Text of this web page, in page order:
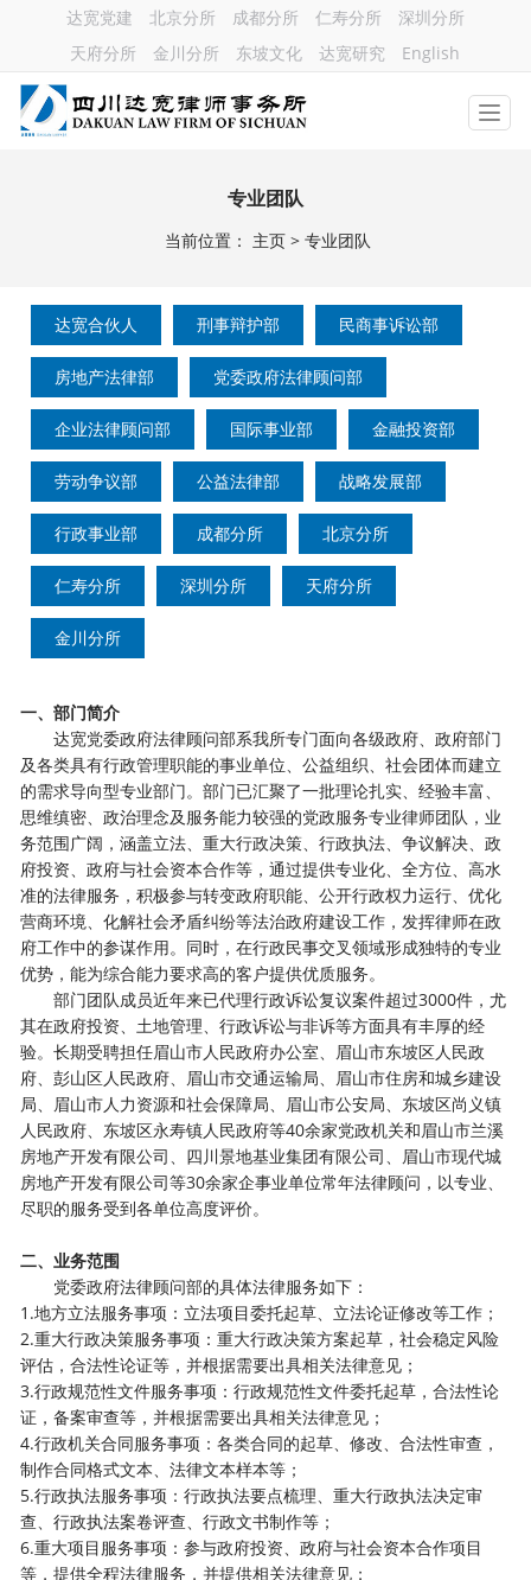
达宽党建 北京分所 成都分所 仁寿分所
深圳分所
天府分所
金川分所 东坡文化 达宽研究 English
专业团队
当前位置： 主页> 专业团队
达宽合伙人 刑事辩护部 民商事诉讼部
房地产法律部 党委政府法律顾问部
企业法律顾问部 国际事业部 金融投资部
劳动争议部 公益法律部 战略发展部
行政事业部 成都分所 北京分所
仁寿分所 深圳分所 天府分所
金川分所
一、部门简介
达宽党委政府法律顾问部系我所专门面向各级政府、政府部门
及各类具有行政管理职能的事业单位、公益组织、社会团体而建立
的需求导向型专业部门。部门已汇聚了一批理论扎实、经验丰富、
思维缜密、政治理念及服务能力较强的党政服务专业律师团队 ， 业
务范围广阔 ，涵盖立法、重大行政决策、行政执法、争议解决、政
府投资、政府与社会资本合作等，通过提供专业化、全方位、高水
准的法律服务，积极参与转变政府职能、公开行政权力运行、优化
营商环境、化解社会矛盾纠纷等法治政府建设工作，发挥律师在政
府工作中的参谋作用。同时，在行政民事交叉领域形成独特的专业
优势，能为综合能力要求高的客户提供优质服务。
部门团队成员近年来已代理行政诉讼复议案件超过3000件，尤
其在政府投资、土地管理、行政诉讼与非诉等方面具有丰厚的经
验。长期受聘担任眉山市人民政府办公室、眉山市东坡区人民政
府、彭山区人民政府、眉山市交通运输局、眉山市住房和城乡建设
局、眉山市人力资源和社会保障局、眉山市公安局、东坡区尚义镇
人民政府、东坡区永寿镇人民政府等40余家党政机关和眉山市兰溪
房地产开发有限公司、四川景地基业集团有限公司、眉山市现代城
房地产开发有限公司等30余家企事业单位常年法律顾问 ，以专业、
尽职的服务受到各单位高度评价。
二、业务范围
党委政府法律顾问部的具体法律服务如下：
1.地方立法服务事项：立法项目委托起草、立法论证修改等工作；
2.重大行政决策服务事项：重大行政决策方案起草，社会稳定风险
评估，合法性论证等，并根据需要出具相关法律意见；
3.行政规范性文件服务事项：行政规范性文件委托起草，合法性论
证，备案审查等，并根据需要出具相关法律意见；
4.行政机关合同服务事项：各类合同的起草、修改、合法性审查，
制作合同格式文本、法律文本样本等；
5.行政执法服务事项：行政执法要点梳理、重大行政执法决定审
查、行政执法案卷评查、行政文书制作等；
6.重大项目服务事项：参与政府投资、政府与社会资本合作项目
等，提供全程法律服务，并提供相关法律意见；